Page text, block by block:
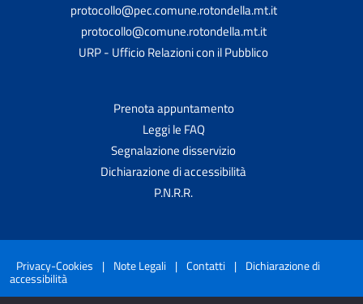
protocollo@pec.comune.rotondella.mt.it
protocollo@comune.rotondella.mt.it
URP - Ufficio Relazioni con il Pubblico
Prenota appuntamento
Leggi le FAQ
Segnalazione disservizio
Dichiarazione di accessibilità
P.N.R.R.
Privacy-Cookies | Note Legali | Contatti | Dichiarazione di
accessibilità